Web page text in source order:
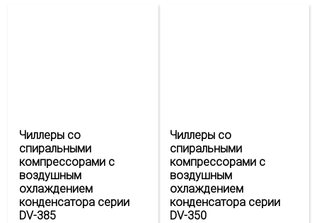
Чиллеры со
спиральными
компрессорами с
воздушным
охлаждением
конденсатора серии
DV-385
Чиллеры со
спиральными
компрессорами с
воздушным
охлаждением
конденсатора серии
DV-350